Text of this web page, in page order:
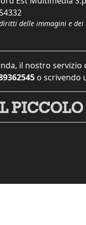
delle immagini e dei
il nostro
o scrivendo